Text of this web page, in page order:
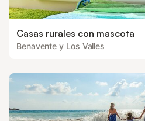
Casas rurales con mascota
Benavente y Los Valles